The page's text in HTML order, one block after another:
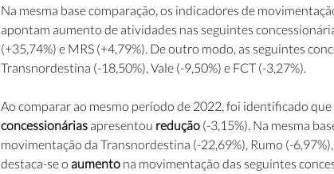
Na mesma base comparação, os indicadores de
apontam aumento de atividades nas seguintes
(+35,74%) e MRS (+4,79%). De outro modo, as seguintes
Transnordestina (-18,50%), Vale (-9,50%) e FCT (-3,27%).
Ao comparar ao mesmo período de 2022, foi identificado
concessionárias apresentou redução (-3,15%). Na mesma
movimentação da Transnordestina (-22,69%), Rumo (-
destaca-se o aumento na movimentação das seguintes